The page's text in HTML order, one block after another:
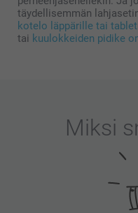
täydellisemmän
kotelo läppärille tai
tai kuulokkeiden pidike
Miksi